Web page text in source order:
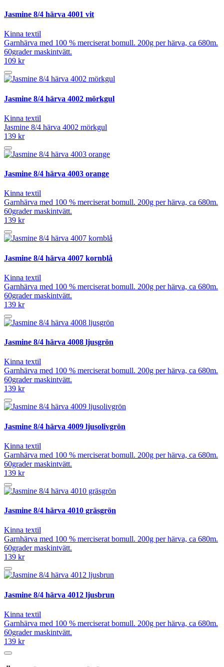
Jasmine 8/4 härva 4001 vit
Kinna textil
Garnhärva med 100 % merciserat bomull. 200g per härva, ca 680m.
60grader maskintvätt.
109 kr
Jasmine 8/4 härva 4002 mörkgul
Kinna textil
Jasmine 8/4 härva 4002 mörkgul
139 kr
Jasmine 8/4 härva 4003 orange
Kinna textil
Garnhärva med 100 % merciserat bomull. 200g per härva, ca 680m.
60grader maskintvätt.
139 kr
Jasmine 8/4 härva 4007 kornblå
Kinna textil
Garnhärva med 100 % merciserat bomull. 200g per härva, ca 680m.
60grader maskintvätt.
139 kr
Jasmine 8/4 härva 4008 ljusgrön
Kinna textil
Garnhärva med 100 % merciserat bomull. 200g per härva, ca 680m.
60grader maskintvätt.
139 kr
Jasmine 8/4 härva 4009 ljusolivgrön
Kinna textil
Garnhärva med 100 % merciserat bomull. 200g per härva, ca 680m.
60grader maskintvätt.
139 kr
Jasmine 8/4 härva 4010 gräsgrön
Kinna textil
Garnhärva med 100 % merciserat bomull. 200g per härva, ca 680m.
60grader maskintvätt.
139 kr
Jasmine 8/4 härva 4012 ljusbrun
Kinna textil
Garnhärva med 100 % merciserat bomull. 200g per härva, ca 680m.
60grader maskintvätt.
139 kr